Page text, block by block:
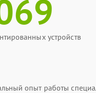
устройств
опыт работы